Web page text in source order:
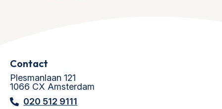
Contact
Plesmanlaan 121
1066 CX Amsterdam
020 512 9111